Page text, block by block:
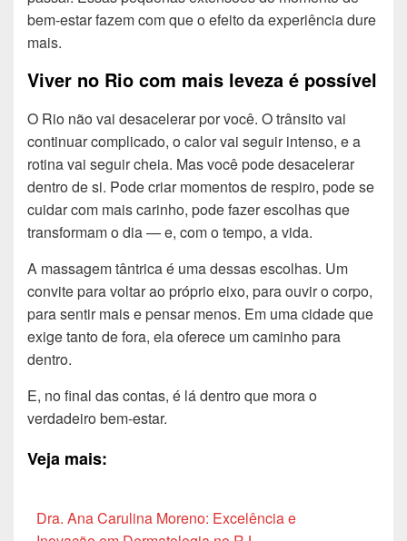
bem-estar fazem com que o efeito da experiência dure
mais.
Viver no Rio com mais leveza é possível
O Rio não vai desacelerar por você. O trânsito vai
continuar complicado, o calor vai seguir intenso, e a
rotina vai seguir cheia. Mas você pode desacelerar
dentro de si. Pode criar momentos de respiro, pode se
cuidar com mais carinho, pode fazer escolhas que
transformam o dia — e, com o tempo, a vida.
A massagem tântrica é uma dessas escolhas. Um
convite para voltar ao próprio eixo, para ouvir o corpo,
para sentir mais e pensar menos. Em uma cidade que
exige tanto de fora, ela oferece um caminho para
dentro.
E, no final das contas, é lá dentro que mora o
verdadeiro bem-estar.
Veja mais:
Dra. Ana Carulina Moreno: Excelência e